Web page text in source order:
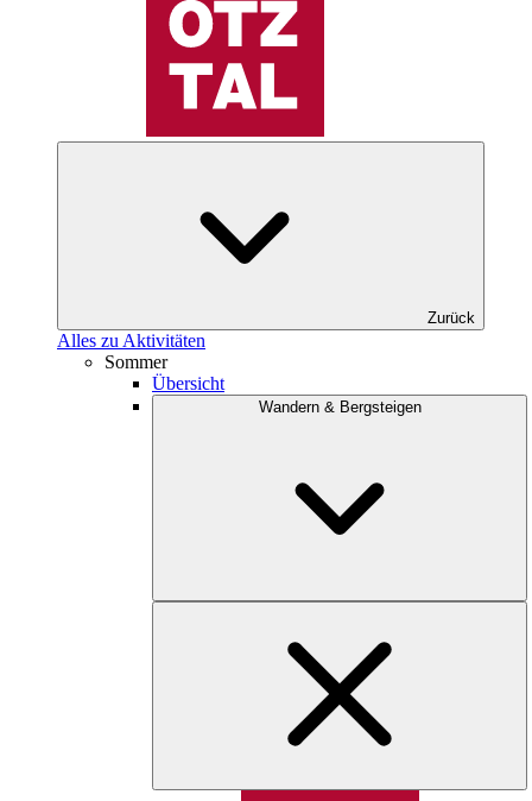
Zurück
Alles zu Aktivitäten
Sommer
Übersicht
Wandern & Bergsteigen